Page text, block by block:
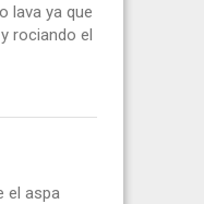
lava ya que
rociando el
el aspa